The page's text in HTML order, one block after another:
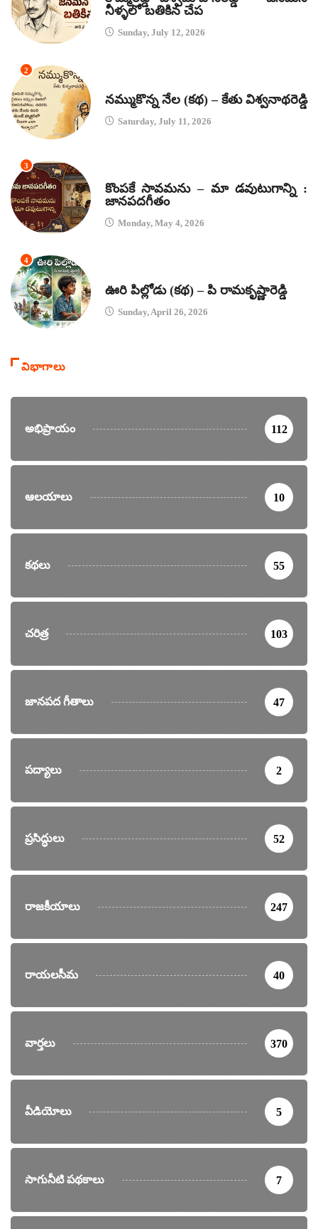
నీళ్ళలో బతికిన చేప
Sunday, July 12, 2026
2
నమ్ముకొన్న నేల (కథ) – కేతు విశ్వనాథరెడ్డి
Saturday, July 11, 2026
3
కొంపకే సావమను – మా డవుటుగాన్ని :
జానపదగీతం
Monday, May 4, 2026
4
ఊరి పిల్లోడు (కథ) – పి రామకృష్ణారెడ్డి
Sunday, April 26, 2026
విభాగాలు
అభిప్రాయం 112
ఆలయాలు 10
కథలు 55
చరిత్ర 103
జానపద గీతాలు 47
పద్యాలు 2
ప్రసిద్ధులు 52
రాజకీయాలు 247
రాయలసీమ 40
వార్తలు 370
వీడియోలు 5
సాగునీటి పథకాలు 7